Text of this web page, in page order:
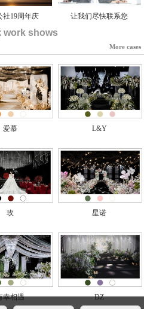
社19周年庆 让我们尽快联系您
work shows
More cases
爱慕 L&Y
玫 星诺
幸相遇 DZ